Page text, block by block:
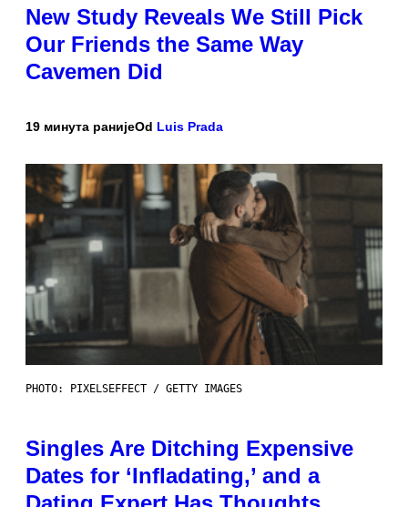
New Study Reveals We Still Pick
Our Friends the Same Way
Cavemen Did
19 минута ранијеOd Luis Prada
PHOTO: PIXELSEFFECT / GETTY IMAGES
Singles Are Ditching Expensive
Dates for ‘Infladating,’ and a